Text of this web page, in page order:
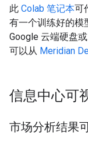
此 Colab 笔记本可
有一个训练好的模
Google 云端硬盘
可以从 Meridian
信息中心可
市场分析结果